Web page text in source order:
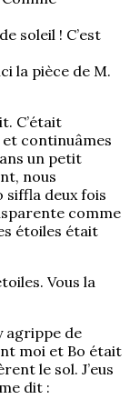
soleil ! C’est
la pièce de M.
C’était
continuâmes
un petit
nous
siffla deux fois
comme
étoiles était
Vous la
agrippe de
moi et Bo était
le sol. J’eus
dit :